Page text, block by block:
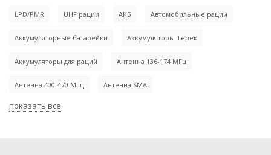
LPD/PMR UHF рации АКБ Автомобильные рации
Аккумуляторные батарейки Аккумуляторы Терек
Аккумуляторы для раций Антенна 136-174 МГц
Антенна 400-470 МГц Антенна SMA
показать все